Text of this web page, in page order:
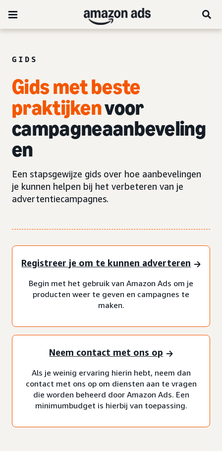
GIDS
Gids met beste
praktijkenvoor
campagneaanbeveling
en
Een stapsgewijze gids over hoe aanbevelingen
je kunnen helpen bij het verbeteren van je
advertentiecampagnes.
Registreer je om te kunnen adverteren
Begin met het gebruik van Amazon Ads om je
producten weer te geven en campagnes te
maken.
Neem contact met ons op
Als je weinig ervaring hierin hebt, neem dan
contact met ons op om diensten aan te vragen
die worden beheerd door Amazon Ads. Een
minimumbudget is hierbij van toepassing.